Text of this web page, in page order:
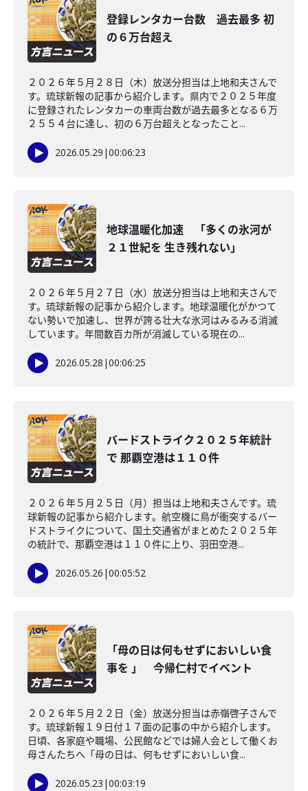
登録レンタカー台数 過去最多 初
の６万台超え
２０２６年５月２８日（木）放送分担当は上地和夫さんで
す。琉球新報の記事から紹介します。県内で２０２５年度
に登録されたレンタカーの車両台数が過去最多となる６万
２５５４台に達し、初の６万台超えとなったこと...
2026.05.29 |00:06:23
地球温暖化加速 「多くの氷河が
２１世紀を 生き残れない」
２０２６年５月２７日（水）放送分担当は上地和夫さんで
す。琉球新報の記事から紹介します。地球温暖化がかつて
ない勢いで加速し、世界が誇る壮大な氷河はみるみる消滅
しています。年間数百カ所が消滅している現在の...
2026.05.28 |00:06:25
バードストライク２０２５年統計
で 那覇空港は１１０件
２０２６年５月２５日（月）担当は上地和夫さんです。琉
球新報の記事から紹介します。航空機に鳥が衝突するバー
ドストライクについて、国土交通省がまとめた２０２５年
の統計で、那覇空港は１１０件に上り、羽田空港...
2026.05.26 |00:05:52
「母の日は何もせずにおいしい食
事を 」 今帰仁村でイベント
２０２６年５月２２日（金）放送分担当は赤嶺啓子さんで
す。琉球新報１９日付１７面の記事の中から紹介します。
日頃、各家庭や職場、公民館などでは婦人会として働くお
母さんたちへ「母の日は、何もせずにおいしい食...
2026.05.23 |00:03:19